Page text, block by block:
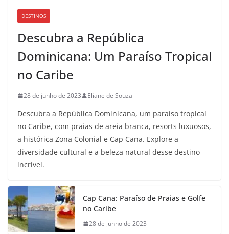
DESTINOS
Descubra a República
Dominicana: Um Paraíso Tropical
no Caribe
28 de junho de 2023 Eliane de Souza
Descubra a República Dominicana, um paraíso tropical
no Caribe, com praias de areia branca, resorts luxuosos,
a histórica Zona Colonial e Cap Cana. Explore a
diversidade cultural e a beleza natural desse destino
incrível.
Cap Cana: Paraíso de Praias e Golfe
no Caribe
28 de junho de 2023